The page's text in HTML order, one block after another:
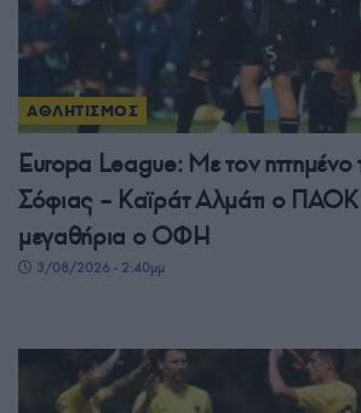
ΑΘΛΗΤΙΣΜΟΣ
Europa League: Με τον ηττημένο
Σόφιας – Καϊράτ Αλμάτι ο
μεγαθήρια ο ΟΦΗ
3/08/2026 - 2:40μμ